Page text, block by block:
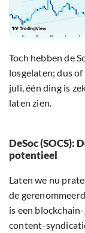
Toch hebben de
losgelaten; dus
juli, één ding is
laten zien.
DeSoc (SOCS):
potentieel
Laten we nu
de
is een
content-